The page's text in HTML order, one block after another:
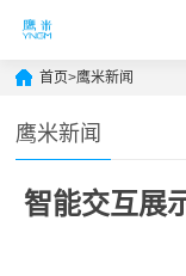
首页>鹰米新闻
鹰米新闻
智能交互展